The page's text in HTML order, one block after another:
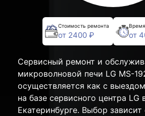
Стоимость ремонта
от 2400 ₽ от
Сервисный ремонт и
микроволновой печи LG MS-
осуществляется как с
на базе сервисного центра LG
Екатеринбурге. Выбор зависит